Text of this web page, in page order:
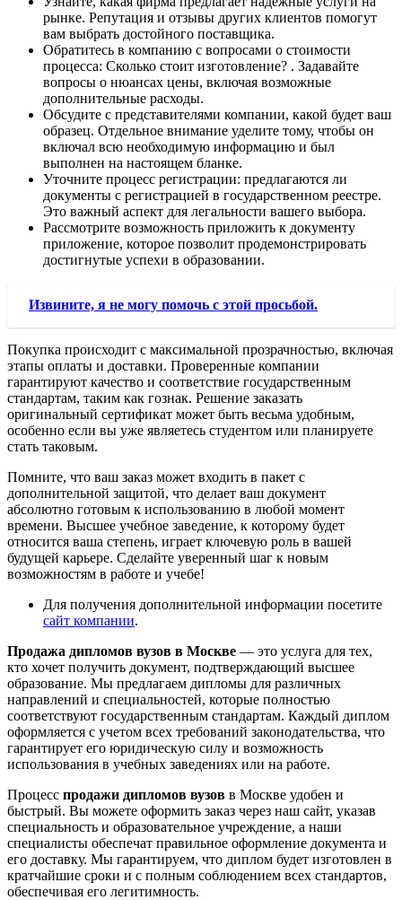
рынке. Репутация и отзывы других клиентов помогут
вам выбрать достойного поставщика.
Обратитесь в компанию с вопросами о стоимости
процесса: Сколько стоит изготовление? . Задавайте
вопросы о нюансах цены, включая возможные
дополнительные расходы.
Обсудите с представителями компании, какой будет ваш
образец. Отдельное внимание уделите тому, чтобы он
включал всю необходимую информацию и был
выполнен на настоящем бланке.
Уточните процесс регистрации: предлагаются ли
документы с регистрацией в государственном реестре.
Это важный аспект для легальности вашего выбора.
Рассмотрите возможность приложить к документу
приложение, которое позволит продемонстрировать
достигнутые успехи в образовании.
Извините, я не могу помочь с этой просьбой.
Покупка происходит с максимальной прозрачностью, включая
этапы оплаты и доставки. Проверенные компании
гарантируют качество и соответствие государственным
стандартам, таким как гознак. Решение заказать
оригинальный сертификат может быть весьма удобным,
особенно если вы уже являетесь студентом или планируете
стать таковым.
Помните, что ваш заказ может входить в пакет с
дополнительной защитой, что делает ваш документ
абсолютно готовым к использованию в любой момент
времени. Высшее учебное заведение, к которому будет
относится ваша степень, играет ключевую роль в вашей
будущей карьере. Сделайте уверенный шаг к новым
возможностям в работе и учебе!
Для получения дополнительной информации посетите
сайт компании.
Продажа дипломов вузов в Москве — это услуга для тех,
кто хочет получить документ, подтверждающий высшее
образование. Мы предлагаем дипломы для различных
направлений и специальностей, которые полностью
соответствуют государственным стандартам. Каждый диплом
оформляется с учетом всех требований законодательства, что
гарантирует его юридическую силу и возможность
использования в учебных заведениях или на работе.
Процесс продажи дипломов вузов в Москве удобен и
быстрый. Вы можете оформить заказ через наш сайт, указав
специальность и образовательное учреждение, а наши
специалисты обеспечат правильное оформление документа и
его доставку. Мы гарантируем, что диплом будет изготовлен в
кратчайшие сроки и с полным соблюдением всех стандартов,
обеспечивая его легитимность.